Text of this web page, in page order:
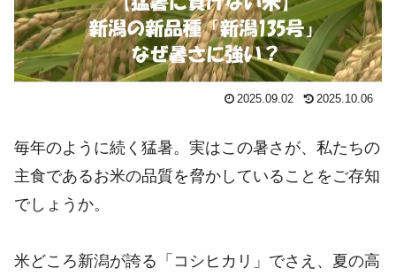
2025.09.02 2025.10.06
毎年のように続く猛暑。実はこの暑さが、私たちの
主食であるお米の品質を脅かしていることをご存知
でしょうか。
米どころ新潟が誇る「コシヒカリ」でさえ、夏の高